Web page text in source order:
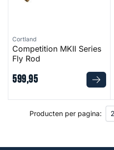
Cortland
Competition MKII Series
Fly Rod
599,95
Producten per pagina: